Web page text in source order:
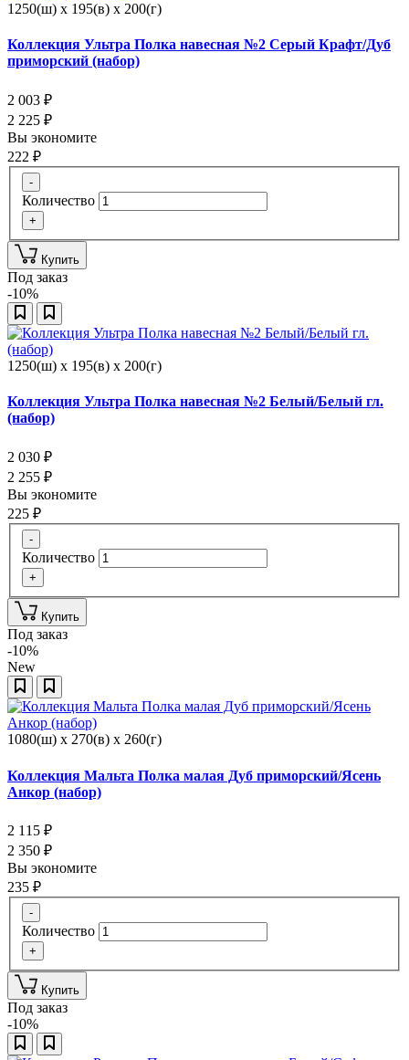
1250(ш) x 195(в) x 200(г)
Коллекция Ультра Полка навесная №2 Серый Крафт/Дуб
приморский (набор)
2 003 ₽
2 225 ₽
Вы экономите
222 ₽
-
Количество
+
Купить
Под заказ
-10%
1250(ш) x 195(в) x 200(г)
Коллекция Ультра Полка навесная №2 Белый/Белый гл.
(набор)
2 030 ₽
2 255 ₽
Вы экономите
225 ₽
-
Количество
+
Купить
Под заказ
-10%
New
1080(ш) x 270(в) x 260(г)
Коллекция Мальта Полка малая Дуб приморский/Ясень
Анкор (набор)
2 115 ₽
2 350 ₽
Вы экономите
235 ₽
-
Количество
+
Купить
Под заказ
-10%